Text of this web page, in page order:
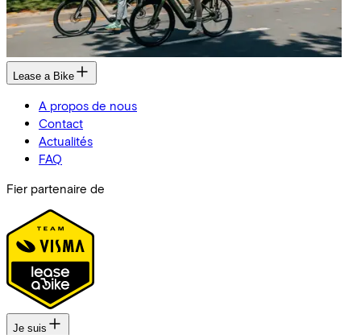
Lease a Bike
A propos de nous
Contact
Actualités
FAQ
Fier partenaire de
Je suis